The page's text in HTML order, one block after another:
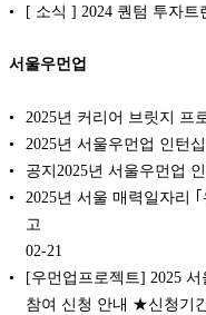
[ 소식 ] 2024 퀀텀 투자트
서울우먼업
2025년 커리어 브릿지 프
2025년 서울우먼업 인턴
공지2025년 서울우먼업
2025년 서울 매력일자리
고
02-21
[우먼업프로젝트] 2025
참여 신청 안내 ★신청기